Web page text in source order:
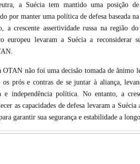
a Suécia tem mantido uma posição
por manter uma política de defesa baseada
a crescente assertividade russa na região
europeu levaram a Suécia a reconsiderar
OTAN não foi uma decisão tomada de ânimo
os prós e contras de se juntar à aliança,
e independência política. No entanto, a
as capacidades de defesa levaram a
garantir sua segurança e estabilidade a